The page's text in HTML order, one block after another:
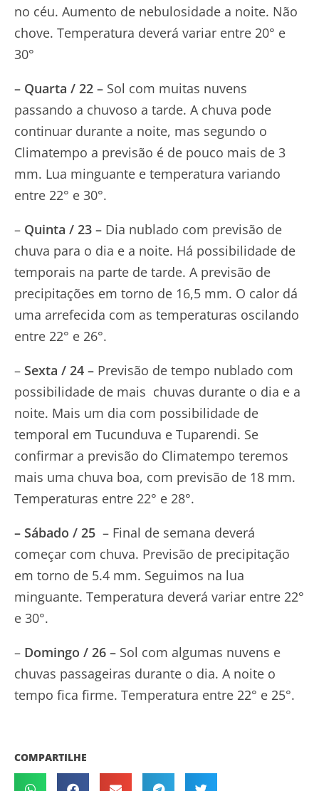
no céu. Aumento de nebulosidade a noite. Não
chove. Temperatura deverá variar entre 20° e
30°
– Quarta / 22 – Sol com muitas nuvens
passando a chuvoso a tarde. A chuva pode
continuar durante a noite, mas segundo o
Climatempo a previsão é de pouco mais de 3
mm. Lua minguante e temperatura variando
entre 22° e 30°.
– Quinta / 23 – Dia nublado com previsão de
chuva para o dia e a noite. Há possibilidade de
temporais na parte de tarde. A previsão de
precipitações em torno de 16,5 mm. O calor dá
uma arrefecida com as temperaturas oscilando
entre 22° e 26°.
– Sexta / 24 – Previsão de tempo nublado com
possibilidade de mais chuvas durante o dia e a
noite. Mais um dia com possibilidade de
temporal em Tucunduva e Tuparendi. Se
confirmar a previsão do Climatempo teremos
mais uma chuva boa, com previsão de 18 mm.
Temperaturas entre 22° e 28°.
– Sábado / 25 – Final de semana deverá
começar com chuva. Previsão de precipitação
em torno de 5.4 mm. Seguimos na lua
minguante. Temperatura deverá variar entre 22°
e 30°.
– Domingo / 26 – Sol com algumas nuvens e
chuvas passageiras durante o dia. A noite o
tempo fica firme. Temperatura entre 22° e 25°.
COMPARTILHE